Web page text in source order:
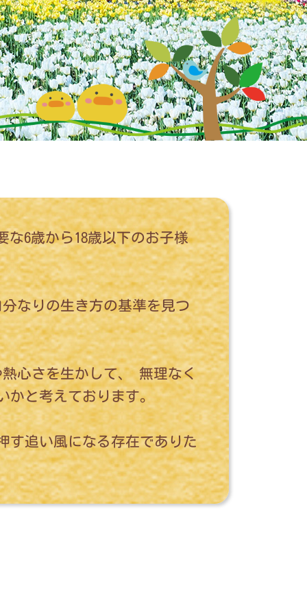
6歳から18歳以下のお子様
なりの生き方の基準を見つ
心さを生かして、 無理なく
かと考えております。
す追い風になる存在でありた